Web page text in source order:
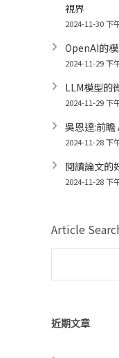
視界
2024-11-30 下
OpenAI的
2024-11-29 下
LLM模型的
2024-11-29 下
吳恩達:前
2024-11-28 下
閱讀論文的
2024-11-28 下
Article
近期文章